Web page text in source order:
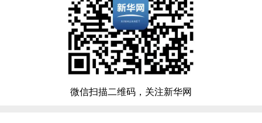
微信扫描二维码，关注新华网